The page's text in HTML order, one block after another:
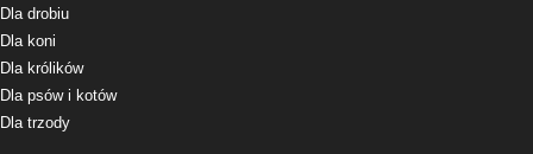
Dla drobiu
Dla koni
Dla królików
Dla psów i kotów
Dla trzody